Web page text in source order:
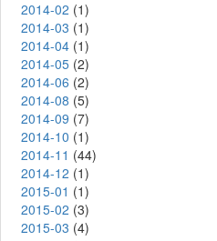
2014-02 (1)
2014-03 (1)
2014-04 (1)
2014-05 (2)
2014-06 (2)
2014-08 (5)
2014-09 (7)
2014-10 (1)
2014-11 (44)
2014-12 (1)
2015-01 (1)
2015-02 (3)
2015-03 (4)